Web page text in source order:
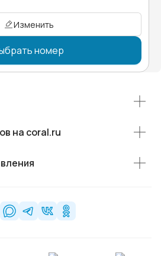
Изменить
номер
на coral.ru